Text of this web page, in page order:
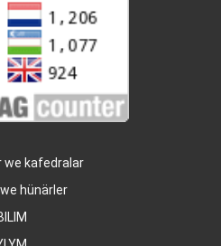
we kafedralar
hünärler